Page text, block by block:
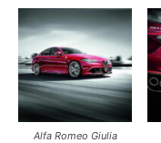
Alfa Romeo Giulia